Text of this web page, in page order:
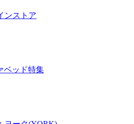
ンストア
ベッド特集